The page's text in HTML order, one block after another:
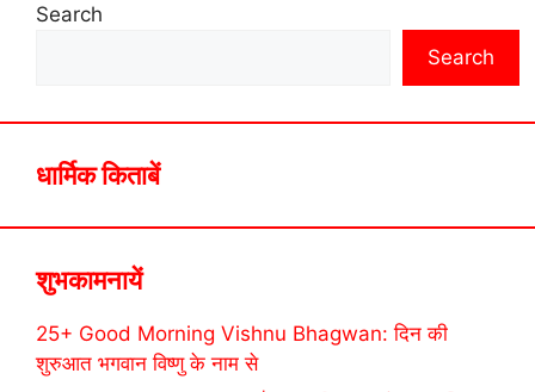
Search
Search
धार्मिक किताबें
शुभकामनायें
25+ Good Morning Vishnu Bhagwan: दिन की
शुरुआत भगवान विष्णु के नाम से